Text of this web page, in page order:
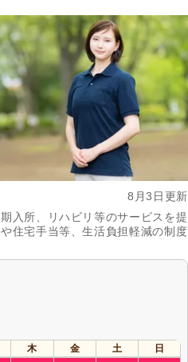
掲載7日以内 (20,772)
女性が活躍 (408,786)
日勤のみ可 (327,452)
午後のみ可(36,692)
週2日から可 (22,079)
シフト相談可(408,690)
介護福祉士(87,612)
視能訓練士(930)
8月3日更新
入所、リハビリ等のサービスを提
住宅手当等、生活負担軽減の制度
木 金 土 日